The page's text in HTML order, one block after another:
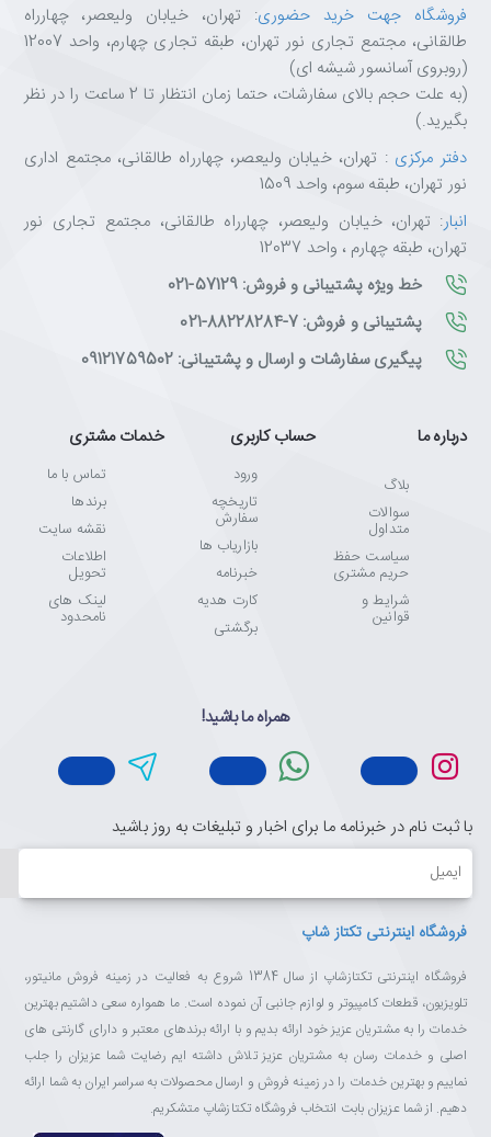
فروشگاه جهت خرید حضوری: تهران، خیابان ولیعصر، چهارراه
طالقانی، مجتمع تجاری نور تهران، طبقه تجاری چهارم، واحد 12007
(روبروی آسانسور شیشه ای)
(به علت حجم بالای سفارشات، حتما زمان انتظار تا 2 ساعت را در نظر
بگیرید.)
دفتر مرکزی : تهران، خیابان ولیعصر، چهارراه طالقانی، مجتمع اداری
نور تهران، طبقه سوم، واحد 1509
انبار: تهران، خیابان ولیعصر، چهارراه طالقانی، مجتمع تجاری نور
تهران، طبقه چهارم ، واحد 12037
خط ویژه پشتیبانی و فروش: 57129-021
پشتیبانی و فروش: 7-88228284-021
پیگیری سفارشات و ارسال و پشتیبانی: 09121759502
درباره ما
بلاگ
سوالات
متداول
سیاست حفظ
حریم مشتری
شرایط و
قوانین
حساب کاربری
ورود
تاریخچه
سفارش
بازاریاب ها
خبرنامه
کارت هدیه
برگشتی
خدمات مشتری
تماس با ما
برندها
نقشه سایت
اطلاعات
تحویل
لینک های
نامحدود
همراه ما باشید!
با ثبت نام در خبرنامه ما برای اخبار و تبلیغات به روز باشید
ایمیل
فروشگاه اینترنتی تکتاز شاپ
فروشگاه اینترنتی تکتازشاپ از سال 1384 شروع به فعالیت در زمینه فروش مانیتور،
تلویزیون، قطعات کامپیوتر و لوازم جانبی آن نموده است. ما همواره سعی داشتیم بهترین
خدمات را به مشتریان عزیز خود ارائه بدیم و با ارائه برندهای معتبر و دارای گارنتی های
اصلی و خدمات رسان به مشتریان عزیز تلاش داشته ایم رضایت شما عزیزان را جلب
نماییم و بهترین خدمات را در زمینه فروش و ارسال محصولات به سراسر ایران به شما ارائه
دهیم. از شما عزیزان بابت انتخاب فروشگاه تکتازشاپ متشکریم.